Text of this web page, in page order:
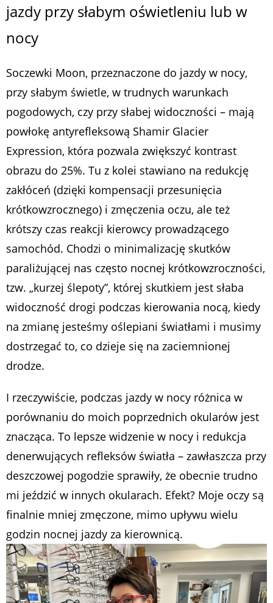
jazdy przy słabym oświetleniu lub w
nocy
Soczewki Moon, przeznaczone do jazdy w nocy,
przy słabym świetle, w trudnych warunkach
pogodowych, czy przy słabej widoczności – mają
powłokę antyrefleksową Shamir Glacier
Expression, która pozwala zwiększyć kontrast
obrazu do 25%. Tu z kolei stawiano na redukcję
zakłóceń (dzięki kompensacji przesunięcia
krótkowzrocznego) i zmęczenia oczu, ale też
krótszy czas reakcji kierowcy prowadzącego
samochód. Chodzi o minimalizację skutków
paraliżującej nas często nocnej krótkowzroczności,
tzw. „kurzej ślepoty”, której skutkiem jest słaba
widoczność drogi podczas kierowania nocą, kiedy
na zmianę jesteśmy oślepiani światłami i musimy
dostrzegać to, co dzieje się na zaciemnionej
drodze.
I rzeczywiście, podczas jazdy w nocy różnica w
porównaniu do moich poprzednich okularów jest
znacząca. To lepsze widzenie w nocy i redukcja
denerwujących refleksów światła – zawłaszcza przy
deszczowej pogodzie sprawiły, że obecnie trudno
mi jeździć w innych okularach. Efekt? Moje oczy są
finalnie mniej zmęczone, mimo upływu wielu
godzin nocnej jazdy za kierownicą.